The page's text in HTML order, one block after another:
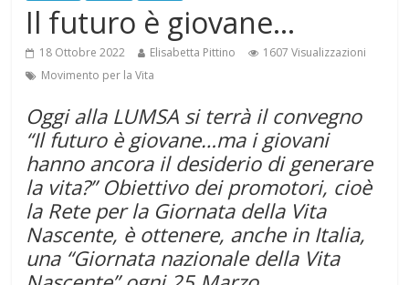
Il futuro è giovane…
18 Ottobre 2022 Elisabetta Pittino
1607 Visualizzazioni
Movimento per la Vita
Oggi alla LUMSA si terrà il convegno
“Il futuro è giovane…ma i giovani
hanno ancora il desiderio di generare
la vita?” Obiettivo dei promotori, cioè
la Rete per la Giornata della Vita
Nascente, è ottenere, anche in Italia,
una “Giornata nazionale della Vita